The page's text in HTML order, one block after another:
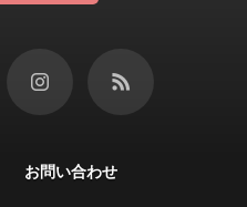
お問い合わせ